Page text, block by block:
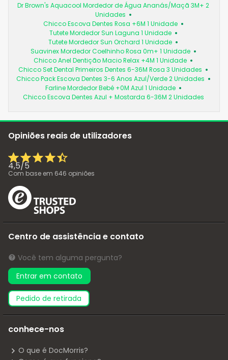
Dr Brown's Aquacool Mordedor de Água Ananás/Maçã 3M+ 2
Unidades
Chicco Escova Dentes Rosa +6M 1 Unidade
Tutete Mordedor Sun Laguna 1 Unidade
Tutete Mordedor Sun Orchard 1 Unidade
Suavinex Mordedor Coelhinho Rosa 0m+ 1 Unidade
Chicco Anel Dentição Macio Relax +4M 1 Unidade
Chicco Set Dental Primeiros Dentes 6-36M Rosa 3 Unidades
Chicco Pack Escova Dentes 3-6 Anos Azul/Verde 2 Unidades
Farline Mordedor Bebé +0M Azul 1 Unidade
Chicco Escova Dentes Azul + Mostarda 6-36M 2 Unidades
Opiniões reais de utilizadores
4,5/5
Com base em 646 opiniões
Centro de assistência e contato
Você tem alguma pergunta?
Entrar em contato
pedido de retirada
conhece-nos
O que é DocMorris?